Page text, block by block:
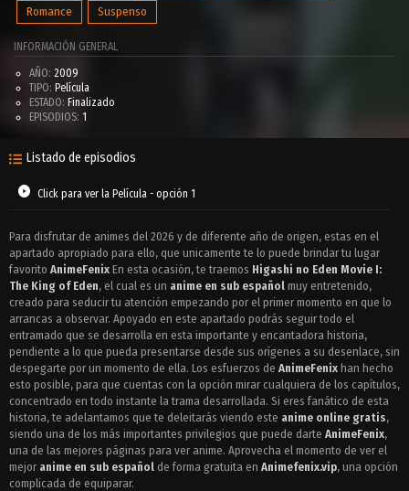
Romance Suspenso
INFORMACIÓN GENERAL
AÑO: 2009
TIPO: Película
ESTADO: Finalizado
EPISODIOS: 1
Listado de episodios
Click para ver la Película - opción 1
Para disfrutar de animes del 2026 y de diferente año de origen, estas en el
apartado apropiado para ello, que unicamente te lo puede brindar tu lugar
favorito AnimeFenix En esta ocasión, te traemos Higashi no Eden Movie I:
The King of Eden, el cual es un anime en sub español muy entretenido,
creado para seducir tu atención empezando por el primer momento en que lo
arrancas a observar. Apoyado en este apartado podrás seguir todo el
entramado que se desarrolla en esta importante y encantadora historia,
pendiente a lo que pueda presentarse desde sus orígenes a su desenlace, sin
despegarte por un momento de ella. Los esfuerzos de AnimeFenix han hecho
esto posible, para que cuentas con la opción mirar cualquiera de los capítulos,
concentrado en todo instante la trama desarrollada. Si eres fanático de esta
historia, te adelantamos que te deleitarás viendo este anime online gratis,
siendo una de los más importantes privilegios que puede darte AnimeFenix,
una de las mejores páginas para ver anime. Aprovecha el momento de ver el
mejor anime en sub español de forma gratuita en Animefenix.vip, una opción
complicada de equiparar.